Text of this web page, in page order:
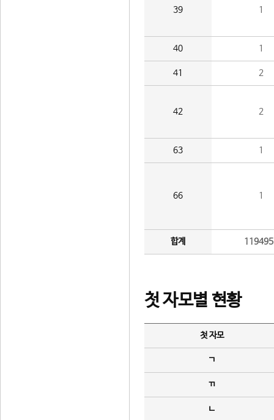
39 1
40 1
41 2
42 2
63 1
66 1
합계
첫 자모별 현황
첫 자모
ㄱ
ㄲ
ㄴ